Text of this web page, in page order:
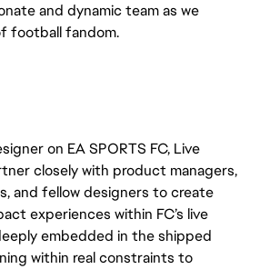
and dynamic team as we
football fandom.
on EA SPORTS FC, Live
closely with product managers,
and fellow designers to create
experiences within FC’s live
embedded in the shipped
within real constraints to